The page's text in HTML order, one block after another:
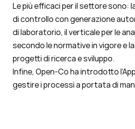
Le più efficaci per il settore sono:
di controllo con generazione
di laboratorio, il verticale per le
secondo le normative in vigore e
progetti di ricerca e sviluppo.
Infine, Open-Co ha introdotto
gestire i processi a portata di